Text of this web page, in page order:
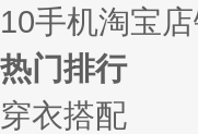
10手机淘宝
热门排行
穿衣搭配